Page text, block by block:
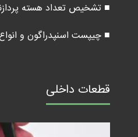
■ تشخیص تعداد هسته
■ چیپست اسنپدراگون و
قطعات داخلی